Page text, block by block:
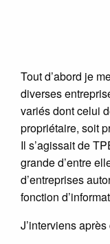
Tout d’abord je
diverses
variés dont celui
propriétaire, soit
Il s’agissait de
grande d’entre
d’entreprises
fonction
J’interviens